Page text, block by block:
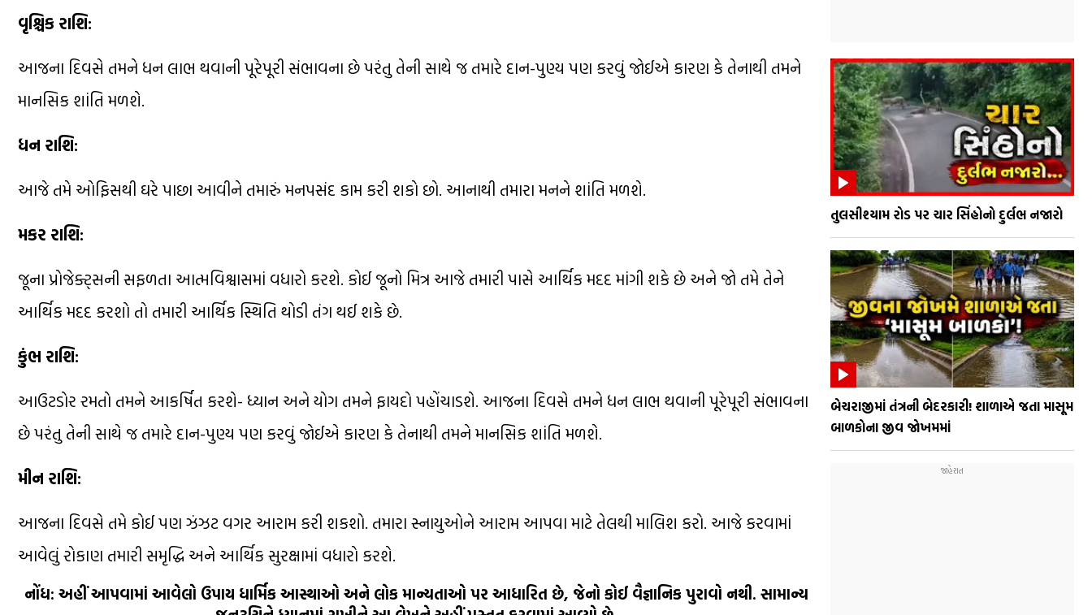
વૃશ્ચિક રાશિ:
આજના દિવસે તમને ધન લાભ થવાની પૂરેપૂરી સંભાવના છે પરંતુ તેની સાથે જ તમારે દાન-પુણ્ય પણ કરવું જોઈએ કારણ કે તેનાથી તમને
માનસિક શાંતિ મળશે.
ધન રાશિ:
આજે તમે ઓફિસથી ઘરે પાછા આવીને તમારું મનપસંદ કામ કરી શકો છો. આનાથી તમારા મનને શાંતિ મળશે.
મકર રાશિ:
જૂના પ્રોજેક્ટ્સની સફળતા આત્મવિશ્વાસમાં વધારો કરશે. કોઈ જૂનો મિત્ર આજે તમારી પાસે આર્થિક મદદ માંગી શકે છે અને જો તમે તેને
આર્થિક મદદ કરશો તો તમારી આર્થિક સ્થિતિ થોડી તંગ થઈ શકે છે.
કુંભ રાશિ:
આઉટડોર રમતો તમને આકર્ષિત કરશે- ધ્યાન અને યોગ તમને ફાયદો પહોંચાડશે. આજના દિવસે તમને ધન લાભ થવાની પૂરેપૂરી સંભાવના
છે પરંતુ તેની સાથે જ તમારે દાન-પુણ્ય પણ કરવું જોઈએ કારણ કે તેનાથી તમને માનસિક શાંતિ મળશે.
મીન રાશિ:
આજના દિવસે તમે કોઈ પણ ઝંઝટ વગર આરામ કરી શકશો. તમારા સ્નાયુઓને આરામ આપવા માટે તેલથી માલિશ કરો. આજે કરવામાં
આવેલું રોકાણ તમારી સમૃદ્ધિ અને આર્થિક સુરક્ષામાં વધારો કરશે.
નોંધ: અહીં આપવામાં આવેલો ઉપાય ધાર્મિક આસ્થાઓ અને લોક માન્યતાઓ પર આધારિત છે, જેનો કોઈ વૈજ્ઞાનિક પુરાવો નથી. સામાન્ય
તુલસીશ્યામ રોડ પર ચાર સિંહોનો દુર્લભ નજારો
બેચરાજીમાં તંત્રની બેદરકારી! શાળાએ જતા માસૂમ
બાળકોના જીવ જોખમમાં